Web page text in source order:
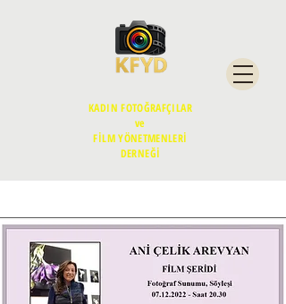
KADIN FOTOĞRAFÇILAR
ve
FİLM YÖNETMENLERİ
DERNEĞİ